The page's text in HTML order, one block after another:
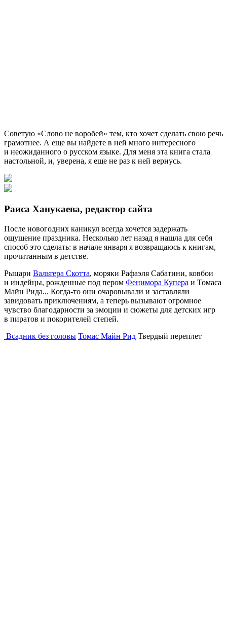
Советую «Слово не воробей» тем, кто хочет сделать свою речь
грамотнее. А еще вы найдете в ней много интересного
и неожиданного о русском языке. Для меня эта книга стала
настольной, и, уверена, я еще не раз к ней вернусь.
Раиса Ханукаева, редактор сайта
После новогодних каникул всегда хочется задержать
ощущение праздника. Несколько лет назад я нашла для себя
способ это сделать: в начале января я возвращаюсь к книгам,
прочитанным в детстве.
Рыцари Вальтера Скотта, моряки Рафаэля Сабатини, ковбои
и индейцы, рожденные под пером Фенимора Купера и Томаса
Майн Рида... Когда-то они очаровывали и заставляли
завидовать приключениям, а теперь вызывают огромное
чувство благодарности за эмоции и сюжеты для детских игр
в пиратов и покорителей степей.
Всадник без головы Томас Майн Рид Твердый переплет